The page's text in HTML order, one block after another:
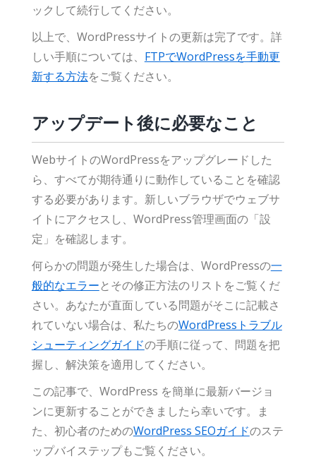
ックして続行してください。
以上で、WordPressサイトの更新は完了です。詳
しい手順については、 FTPでWordPressを手動更
新する方法をご覧ください。
アップデート後に必要なこと
WebサイトのWordPressをアップグレードした
ら、すべてが期待通りに動作していることを確認
する必要があります。新しいブラウザでウェブサ
イトにアクセスし、WordPress管理画面の「設
定」を確認します。
何らかの問題が発生した場合は、WordPressの一
般的なエラーとその修正方法のリストをご覧くだ
さい。あなたが直面している問題がそこに記載さ
れていない場合は、私たちのWordPressトラブル
シューティングガイドの手順に従って、問題を把
握し、解決策を適用してください。
この記事で、WordPress を簡単に最新バージョ
ンに更新することができましたら幸いです。ま
た、初心者のためのWordPress SEOガイドのステ
ップバイステップもご覧ください。